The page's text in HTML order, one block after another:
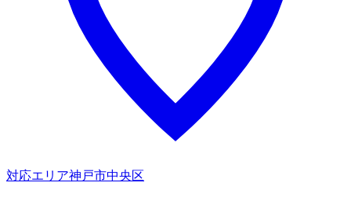
対応エリア神戸市中央区